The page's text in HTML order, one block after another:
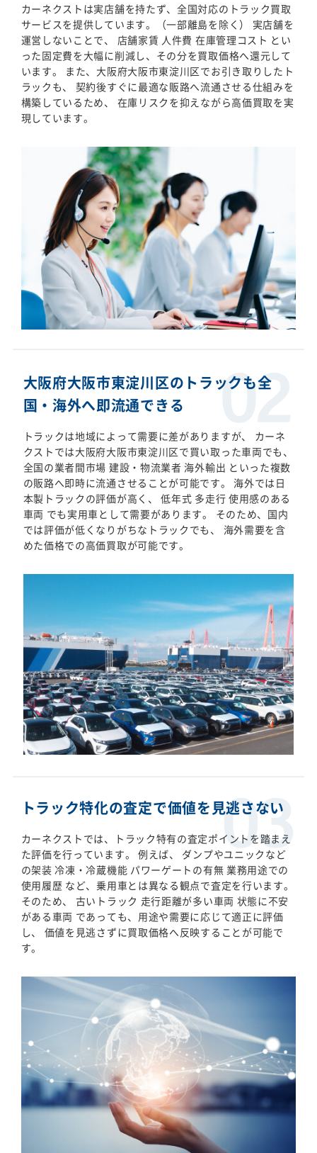
カーネクストは実店舗を持たず、全国対応のトラック買取
サービスを提供しています。（一部離島を除く） 実店舗を
運営しないことで、 店舗家賃 人件費 在庫管理コスト とい
った固定費を大幅に削減し、その分を買取価格へ還元して
います。 また、大阪府大阪市東淀川区でお引き取りしたト
ラックも、 契約後すぐに最適な販路へ流通させる仕組みを
構築しているため、 在庫リスクを抑えながら高価買取を実
現しています。
大阪府大阪市東淀川区のトラックも全
国・海外へ即流通できる
トラックは地域によって需要に差がありますが、 カーネ
クストでは大阪府大阪市東淀川区で買い取った車両でも、
全国の業者間市場 建設・物流業者 海外輸出 といった複数
の販路へ即時に流通させることが可能です。 海外では日
本製トラックの評価が高く、 低年式 多走行 使用感のある
車両 でも実用車として需要があります。 そのため、国内
では評価が低くなりがちなトラックでも、 海外需要を含
めた価格での高価買取が可能です。
トラック特化の査定で価値を見逃さない
カーネクストでは、トラック特有の査定ポイントを踏まえ
た評価を行っています。 例えば、 ダンプやユニックなど
の架装 冷凍・冷蔵機能 パワーゲートの有無 業務用途での
使用履歴 など、乗用車とは異なる観点で査定を行います。
そのため、 古いトラック 走行距離が多い車両 状態に不安
がある車両 であっても、用途や需要に応じて適正に評価
し、 価値を見逃さずに買取価格へ反映することが可能で
す。